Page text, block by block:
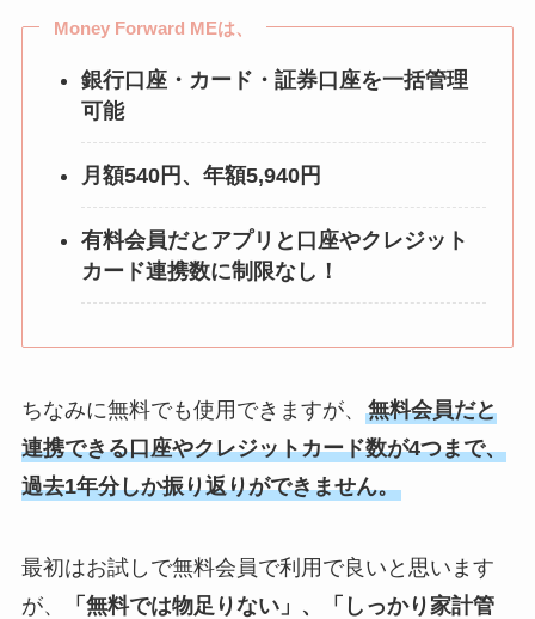
Money Forward MEは、
銀行口座・カード・証券口座を一括管理
可能
月額540円、年額5,940円
有料会員だとアプリと口座やクレジット
カード連携数に制限なし！
ちなみに無料でも使用できますが、 無料会員だと
連携できる口座やクレジットカード数が4つまで、
過去1年分しか振り返りができません。
最初はお試しで無料会員で利用で良いと思います
が、
「無料では物足りない」、「しっかり家計管